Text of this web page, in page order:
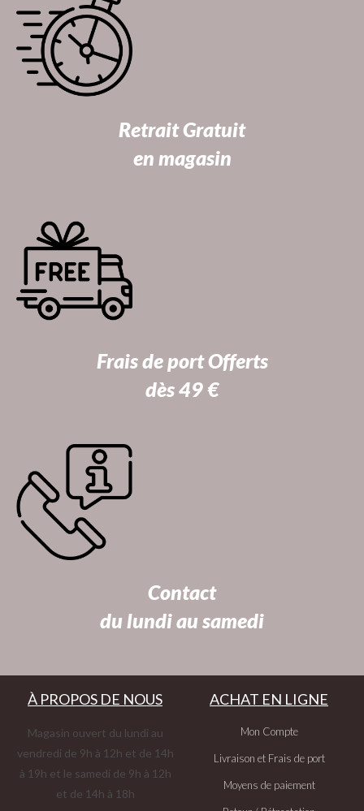
Retrait Gratuit
en magasin
Frais de port Offerts
dès 49 €
Contact
du lundi au samedi
À PROPOS DE NOUS
Magasin ouvert du lundi au
vendredi de 9h à 12h et de 14h
à 19h et le samedi de 9h à 12h
et de 14h à 18h
ACHAT EN LIGNE
Mon Compte
Livraison et Frais de port
Moyens de paiement